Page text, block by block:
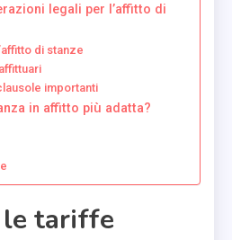
legali per l’affitto di
di stanze
importanti
in affitto più adatta?
le tariffe